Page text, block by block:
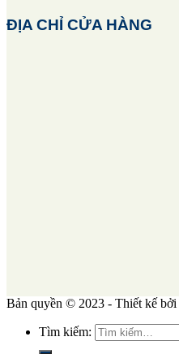
ĐỊA CHỈ CỬA HÀNG
Bản quyền © 2023 - Thiết kế bởi
Tìm kiếm: